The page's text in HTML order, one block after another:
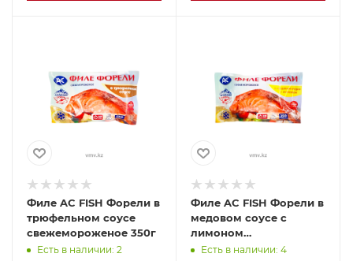
Филе AC FISH Форели в
трюфельном соусе
свежемороженое 350г
Есть в наличии: 2
Филе AC FISH Форели в
медовом соусе с
лимоном
свежемороженое 350г
Есть в наличии: 4